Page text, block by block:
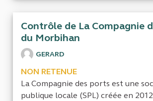
Contrôle de La Compagnie
du Morbihan
GERARD
NON RETENUE
La Compagnie des ports est une
publique locale (SPL) créée en